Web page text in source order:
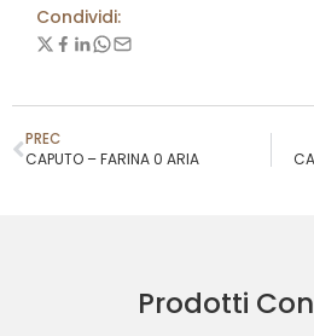
Condividi:
PREC
CAPUTO – FARINA 0 ARIA
Prodotti